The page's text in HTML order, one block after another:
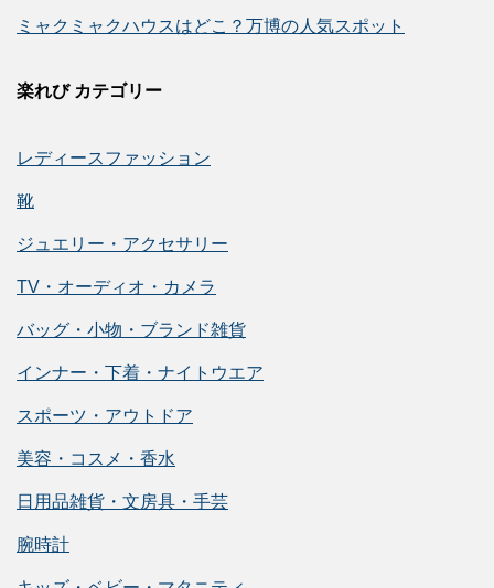
ミャクミャクハウスはどこ？万博の人気スポット
楽れび カテゴリー
レディースファッション
靴
ジュエリー・アクセサリー
TV・オーディオ・カメラ
バッグ・小物・ブランド雑貨
インナー・下着・ナイトウエア
スポーツ・アウトドア
美容・コスメ・香水
日用品雑貨・文房具・手芸
腕時計